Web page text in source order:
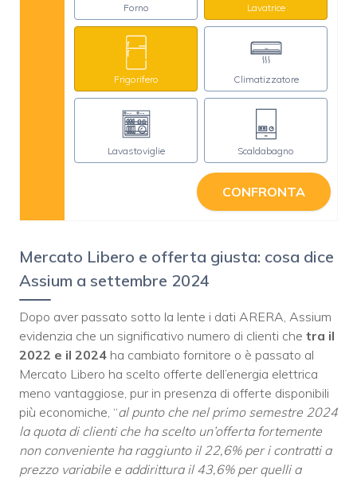
Forno Lavatrice
Frigorifero Climatizzatore
Lavastoviglie Scaldabagno
CONFRONTA
Mercato Libero e offerta giusta: cosa dice
Assium a settembre 2024
Dopo aver passato sotto la lente i dati ARERA, Assium
evidenzia che un significativo numero di clienti che tra il
2022 e il 2024 ha cambiato fornitore o è passato al
Mercato Libero ha scelto offerte dell’energia elettrica
meno vantaggiose, pur in presenza di offerte disponibili
più economiche, “al punto che nel primo semestre 2024
la quota di clienti che ha scelto un’offerta fortemente
non conveniente ha raggiunto il 22,6% per i contratti a
prezzo variabile e addirittura il 43,6% per quelli a